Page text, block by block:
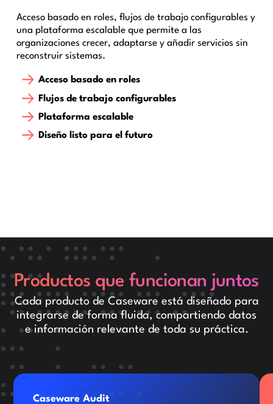
Acceso basado en roles, flujos de trabajo configurables y
una plataforma escalable que permite a las
organizaciones crecer, adaptarse y añadir servicios sin
reconstruir sistemas.
Acceso basado en roles
Flujos de trabajo configurables
Plataforma escalable
Diseño listo para el futuro
Productos que funcionan juntos
Cada producto de Caseware está diseñado para
integrarse de forma fluida, compartiendo datos
e información relevante de toda su práctica.
Caseware Audit